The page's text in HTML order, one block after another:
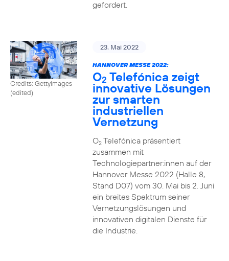
gefordert.
Credits: Gettyimages
(edited)
23. Mai 2022
HANNOVER MESSE 2022:
O2 Telefónica zeigt
innovative Lösungen
zur smarten
industriellen
Vernetzung
O2Telefónica präsentiert
zusammen mit
Technologiepartner:innen auf der
Hannover Messe 2022 (Halle 8,
Stand D07) vom 30. Mai bis 2. Juni
ein breites Spektrum seiner
Vernetzungslösungen und
innovativen digitalen Dienste für
die Industrie.